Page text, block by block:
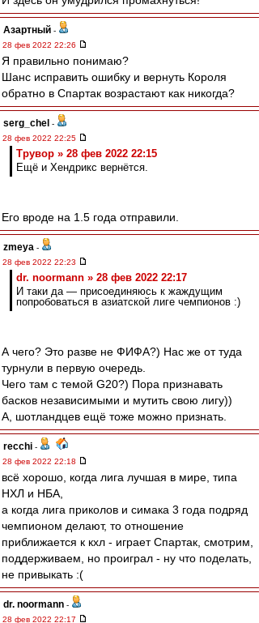
Азартный -
28 фев 2022 22:26
Я правильно понимаю?
Шанс исправить ошибку и вернуть Короля
обратно в Спартак возрастают как никогда?
serg_chel -
28 фев 2022 22:25
Трувор » 28 фев 2022 22:15
Ещё и Хендрикс вернётся.
Его вроде на 1.5 года отправили.
zmeya -
28 фев 2022 22:23
dr. noormann » 28 фев 2022 22:17
И таки да — присоединяюсь к жаждущим
попробоваться в азиатской лиге чемпионов :)
А чего? Это разве не ФИФА?) Нас же от туда
турнули в первую очередь.
Чего там с темой G20?) Пора признавать
басков независимыми и мутить свою лигу))
А, шотландцев ещё тоже можно признать.
recchi -
28 фев 2022 22:18
всё хорошо, когда лига лучшая в мире, типа
НХЛ и НБА,
а когда лига приколов и симака 3 года подряд
чемпионом делают, то отношение
приближается к кхл - играет Спартак, смотрим,
поддерживаем, но проиграл - ну что поделать,
не привыкать :(
dr. noormann -
28 фев 2022 22:17